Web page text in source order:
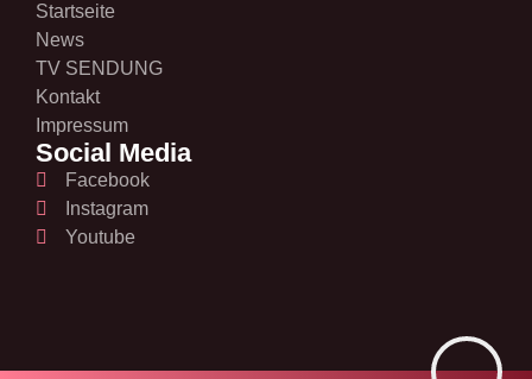
Startseite
News
TV SENDUNG
Kontakt
Impressum
Social Media
Facebook
Instagram
Youtube